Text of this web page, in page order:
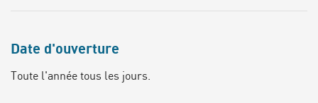
Date d'ouverture
Toute l'année tous les jours.